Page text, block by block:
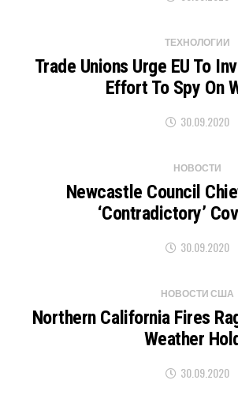
ТЕХНОЛОГИИ
Trade Unions Urge EU To
Effort To Spy On
30.09.2020
НОВОСТИ
Newcastle Council
‘contradictory’
30.09.2020
НОВОСТИ США
Northern California Fires
Weather
30.09.2020